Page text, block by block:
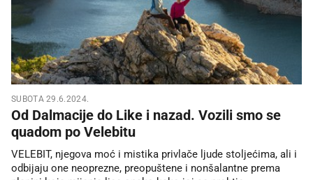
SUBOTA 29.6.2024.
Od Dalmacije do Like i nazad. Vozili smo se
quadom po Velebitu
VELEBIT, njegova moć i mistika privlače ljude stoljećima, ali i
odbijaju one neoprezne, preopuštene i nonšalantne prema